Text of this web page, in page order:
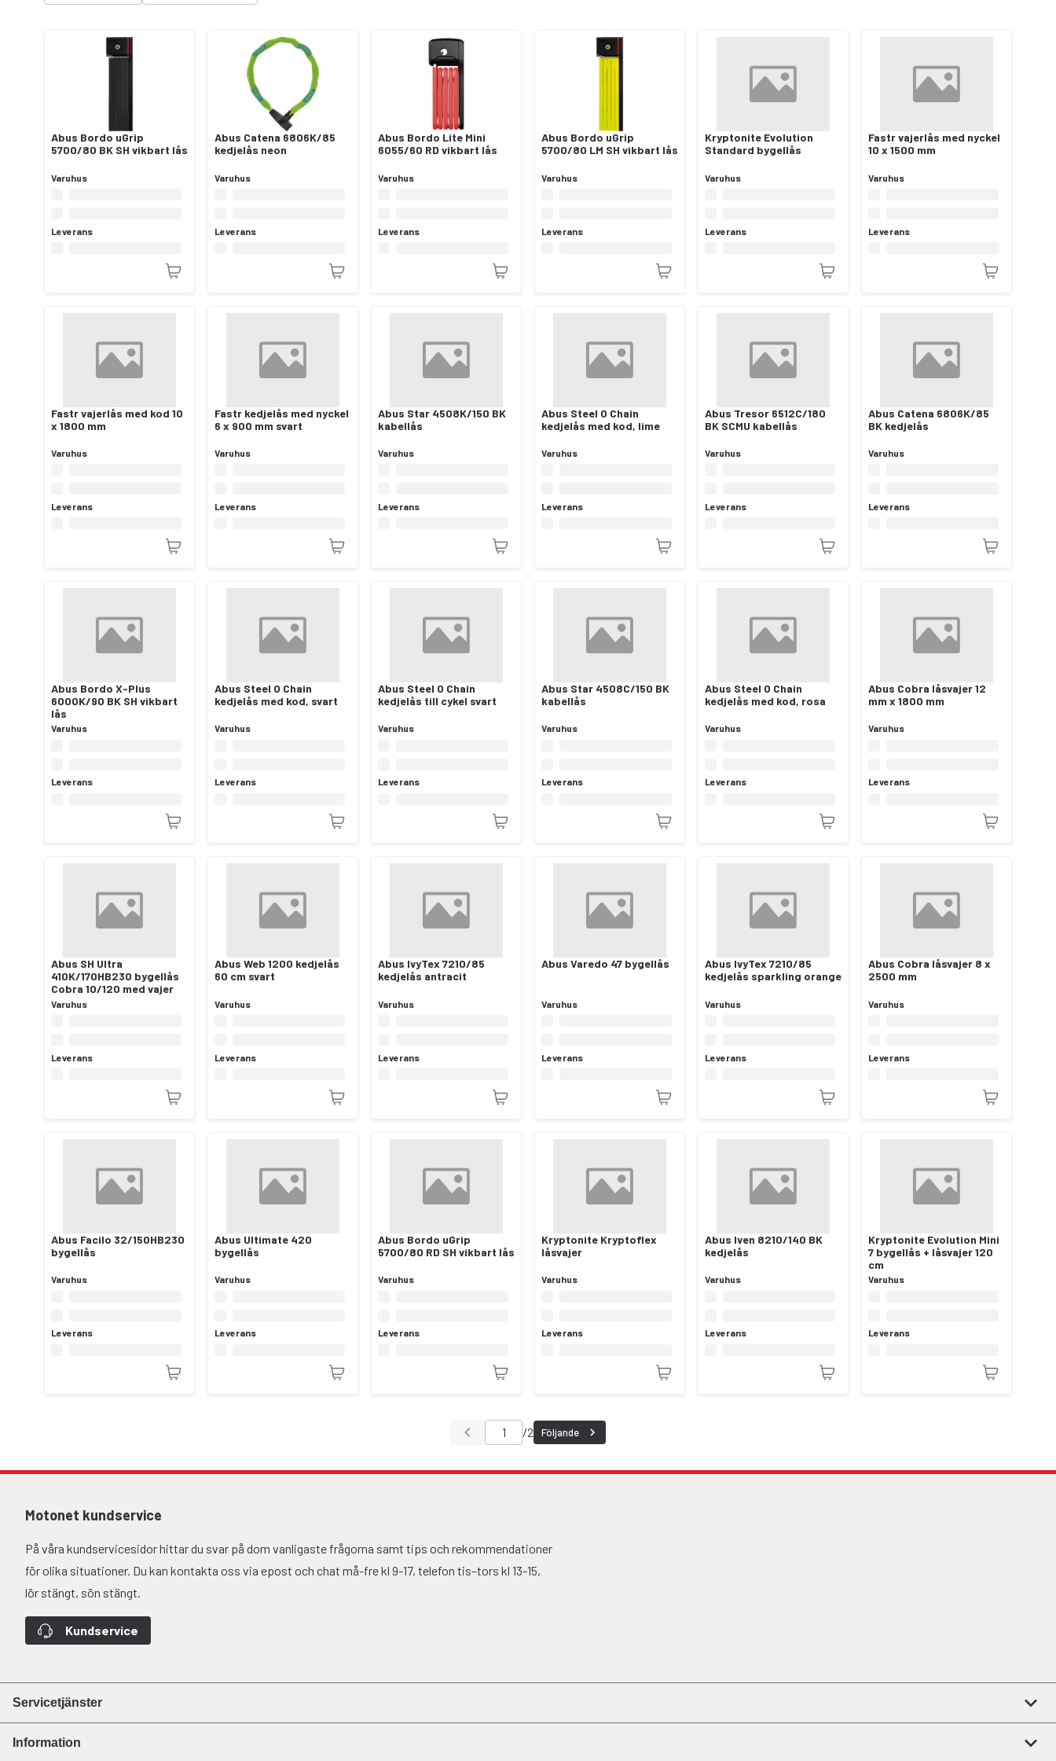
Abus Bordo uGrip
5700/80 BK SH vikbart lås
Varuhus
Leverans
Abus Catena 6806K/85
kedjelås neon
Varuhus
Leverans
Abus Bordo Lite Mini
6055/60 RD vikbart lås
Varuhus
Leverans
Abus Bordo uGrip
5700/80 LM SH vikbart lås
Varuhus
Leverans
Kryptonite Evolution
Standard bygellås
Varuhus
Leverans
Fastr vajerlås med nyckel
10 x 1500 mm
Varuhus
Leverans
Fastr vajerlås med kod 10
x 1800 mm
Varuhus
Leverans
Fastr kedjelås med nyckel
6 x 900 mm svart
Varuhus
Leverans
Abus Star 4508K/150 BK
kabellås
Varuhus
Leverans
Abus Steel O Chain
kedjelås med kod, lime
Varuhus
Leverans
Abus Tresor 6512C/180
BK SCMU kabellås
Varuhus
Leverans
Abus Catena 6806K/85
BK kedjelås
Varuhus
Leverans
Abus Bordo X-Plus
6000K/90 BK SH vikbart
lås
Varuhus
Leverans
Abus Steel O Chain
kedjelås med kod, svart
Varuhus
Leverans
Abus Steel O Chain
kedjelås till cykel svart
Varuhus
Leverans
Abus Star 4508C/150 BK
kabellås
Varuhus
Leverans
Abus Steel O Chain
kedjelås med kod, rosa
Varuhus
Leverans
Abus Cobra låsvajer 12
mm x 1800 mm
Varuhus
Leverans
Abus SH Ultra
410K/170HB230 bygellås
Cobra 10/120 med vajer
Varuhus
Leverans
Abus Web 1200 kedjelås
60 cm svart
Varuhus
Leverans
Abus IvyTex 7210/85
kedjelås antracit
Varuhus
Leverans
Abus Varedo 47 bygellås
Varuhus
Leverans
Abus IvyTex 7210/85
kedjelås sparkling orange
Varuhus
Leverans
Abus Cobra låsvajer 8 x
2500 mm
Varuhus
Leverans
Abus Facilo 32/150HB230
bygellås
Varuhus
Leverans
Abus Ultimate 420
bygellås
Varuhus
Leverans
Abus Bordo uGrip
5700/80 RD SH vikbart lås
Varuhus
Leverans
Kryptonite Kryptoflex
låsvajer
Varuhus
Leverans
Abus Iven 8210/140 BK
kedjelås
Varuhus
Leverans
Kryptonite Evolution Mini
7 bygellås + låsvajer 120
cm
Varuhus
Leverans
/2 Följande
Motonet kundservice
På våra kundservicesidor hittar du svar på dom vanligaste frågorna samt tips och rekommendationer
för olika situationer. Du kan kontakta oss via epost och chat må-fre kl 9-17, telefon tis–tors kl 13-15,
lör stängt, sön stängt.
Kundservice
Servicetjänster
Information